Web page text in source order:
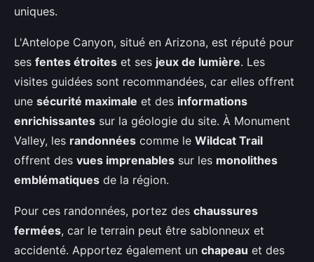
uniques.
L'Antelope Canyon, situé en Arizona, est réputé pour
ses fentes étroites et ses jeux de lumière. Les
visites guidées sont recommandées, car elles offrent
une sécurité maximale et des informations
enrichissantes sur la géologie du site. À Monument
Valley, les randonnées comme le Wildcat Trail
offrent des vues imprenables sur les monolithes
emblématiques de la région.
Pour ces randonnées, portez des chaussures
fermées, car le terrain peut être sablonneux et
accidenté. Apportez également un chapeau et des